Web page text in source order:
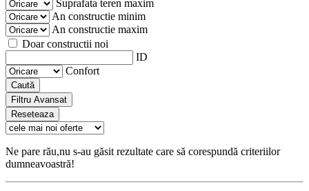
Suprafata teren maxim
An constructie minim
An constructie maxim
Doar constructii noi
ID
Confort
Caută
Filtru Avansat
Reseteaza
Ne pare rău,nu s-au găsit rezultate care să corespundă criteriilor
dumneavoastră!